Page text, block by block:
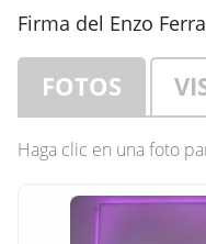
Firma del Enzo
FOTOS
Haga clic en una foto